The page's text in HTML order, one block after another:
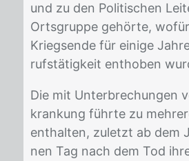
und zu den Po­li­ti­schen
Orts­grup­pe ge­hör­te,
Kriegs­en­de für ei­ni­ge
rufs­tä­tig­keit ent­ho­ben
Die mit Un­ter­bre­chun­gen
kran­kung führ­te zu
ent­hal­ten, zu­letzt ab dem
nen Tag nach dem Tod